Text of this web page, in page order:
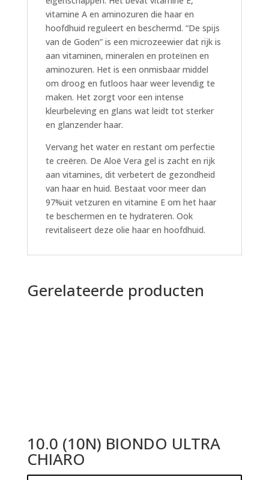
vitamine A en aminozuren die haar en
hoofdhuid reguleert en beschermd. “De spijs
van de Goden” is een microzeewier dat rijk is
aan vitaminen, mineralen en proteïnen en
aminozuren. Het is een onmisbaar middel
om droog en futloos haar weer levendig te
maken. Het zorgt voor een intense
kleurbeleving en glans wat leidt tot sterker
en glanzender haar.
Vervang het water en restant om perfectie
te creëren. De Aloë Vera gel is zacht en rijk
aan vitamines, dit verbetert de gezondheid
van haar en huid. Bestaat voor meer dan
97%uit vetzuren en vitamine E om het haar
te beschermen en te hydrateren. Ook
revitaliseert deze olie haar en hoofdhuid.
Gerelateerde producten
10.0 (10N) BIONDO ULTRA
CHIARO